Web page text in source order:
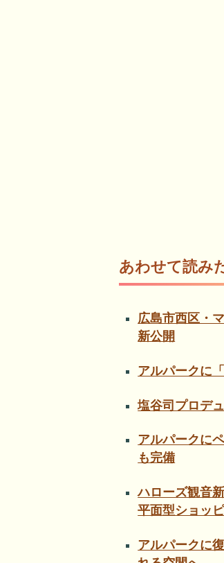
あわせて読み
広島市西区・
新公開
アルパークに
塩谷司プロデ
アルパークに
も完備
ハローズ観音
平面型ショッ
アルパークに